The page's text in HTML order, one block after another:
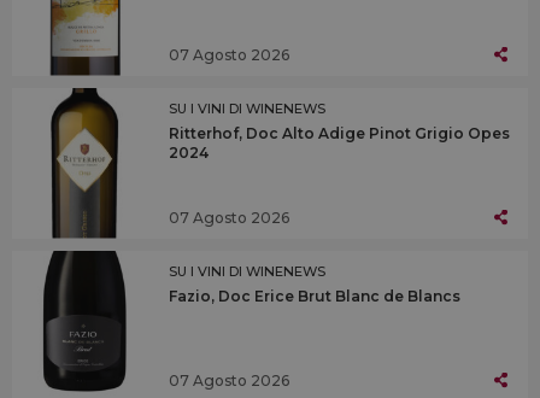
07 Agosto 2026
SU I VINI DI WINENEWS
Ritterhof, Doc Alto Adige Pinot Grigio Opes
2024
07 Agosto 2026
SU I VINI DI WINENEWS
Fazio, Doc Erice Brut Blanc de Blancs
07 Agosto 2026